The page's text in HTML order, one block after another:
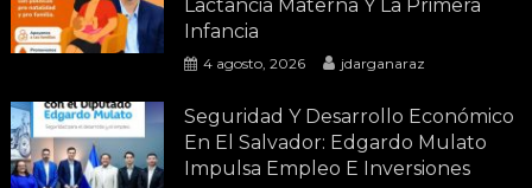
Lactancia Materna Y La Primera
Infancia
4 agosto, 2026 jdarganaraz
Seguridad Y Desarrollo Económico
En El Salvador: Edgardo Mulato
Impulsa Empleo E Inversiones